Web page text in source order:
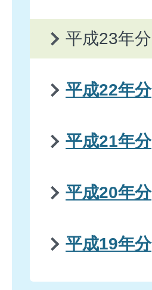
平成23年分
平成22年分
平成21年分
平成20年分
平成19年分